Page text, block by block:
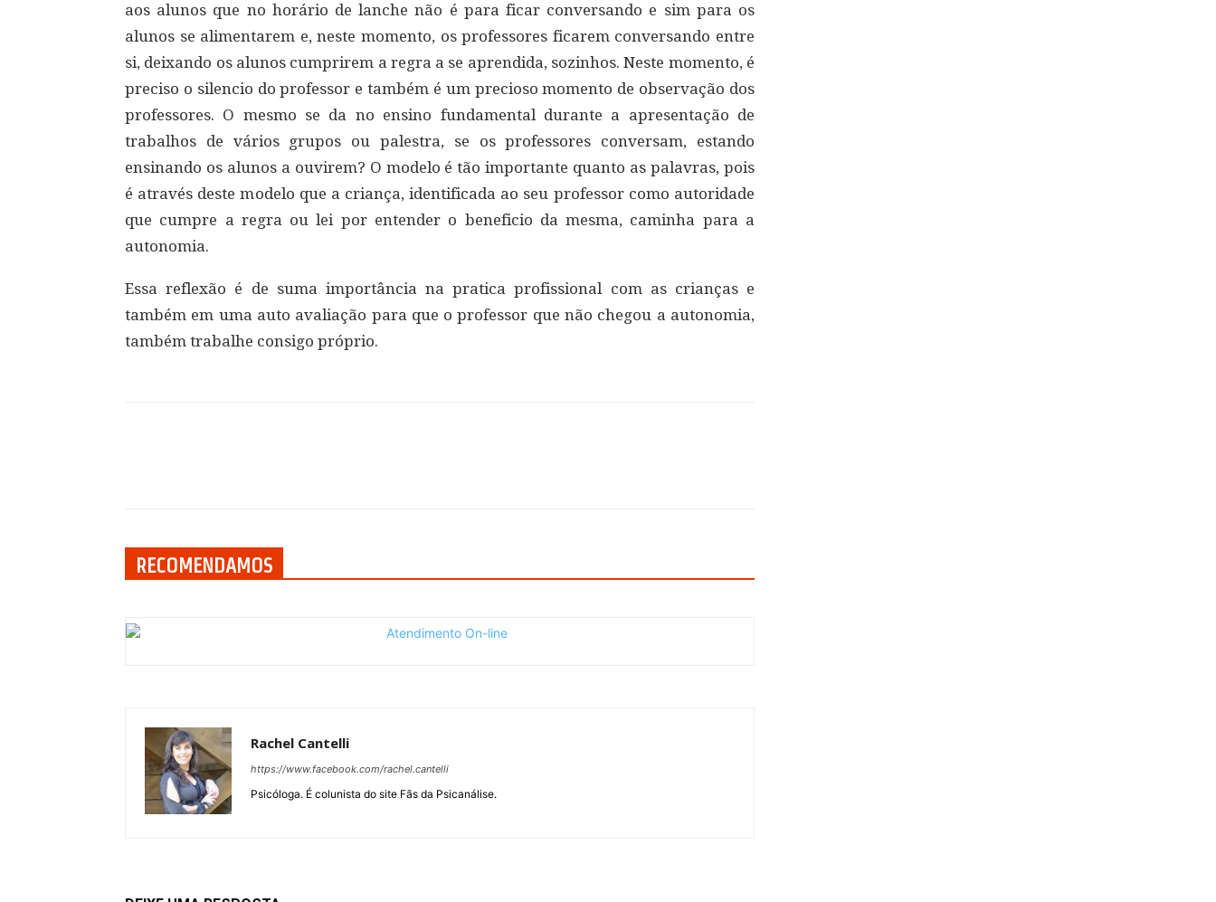
aos alunos que no horário de lanche não é para ficar conversando e sim para os
alunos se alimentarem e, neste momento, os professores ficarem conversando entre
si, deixando os alunos cumprirem a regra a se aprendida, sozinhos. Neste momento, é
preciso o silencio do professor e também é um precioso momento de observação dos
professores. O mesmo se da no ensino fundamental durante a apresentação de
trabalhos de vários grupos ou palestra, se os professores conversam, estando
ensinando os alunos a ouvirem? O modelo é tão importante quanto as palavras, pois
é através deste modelo que a criança, identificada ao seu professor como autoridade
que cumpre a regra ou lei por entender o beneficio da mesma, caminha para a
autonomia.
Essa reflexão é de suma importância na pratica profissional com as crianças e
também em uma auto avaliação para que o professor que não chegou a autonomia,
também trabalhe consigo próprio.
RECOMENDAMOS
Rachel Cantelli
https://www.facebook.com/rachel.cantelli
Psicóloga. É colunista do site Fãs da Psicanálise.